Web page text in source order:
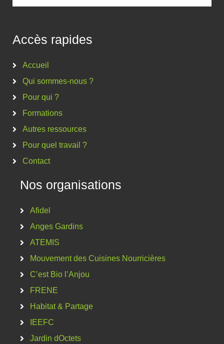
Accès rapides
Accueil
Qui sommes-nous ?
Pour qui ?
Formations
Autres ressources
Pour quel travail ?
Contact
Nos organisations
Afidel
Anges Gardins
ATEMIS
Mouvement des Cuisines Nourricières
C’est Bio l’Anjou
FRENE
Habitat & Partage
IEEFC
Jardin dOctets